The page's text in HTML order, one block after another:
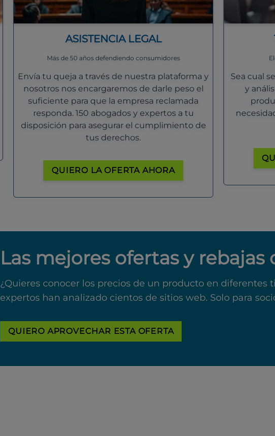
ASISTENCIA LEGAL
Más de 50 años defendiendo consumidores
Envía tu queja a través de nuestra plataforma y
nosotros nos encargaremos de darle peso el
suficiente para que la empresa reclamada
responda. 150 abogados y expertos a tu
disposición para asegurar el cumplimiento de
tus derechos.
QUIERO LA OFERTA AHORA
Sea cual
y
Las mejores ofertas y rebajas
¿Quieres conocer los precios de un producto en diferentes
expertos han analizado cientos de sitios web. Solo para
QUIERO APROVECHAR ESTA OFERTA